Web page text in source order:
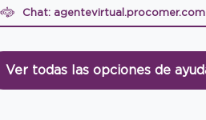
Chat: agentevirtual.procomer.com
Ver todas las opciones de